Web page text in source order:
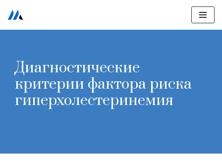
Перейти
Диагностические
критерии фактора риска
гиперхолестеринемия